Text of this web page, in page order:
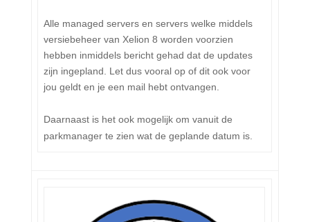
Alle managed servers en servers welke middels
versiebeheer van Xelion 8 worden voorzien
hebben inmiddels bericht gehad dat de updates
zijn ingepland. Let dus vooral op of dit ook voor
jou geldt en je een mail hebt ontvangen.
Daarnaast is het ook mogelijk om vanuit de
parkmanager te zien wat de geplande datum is.